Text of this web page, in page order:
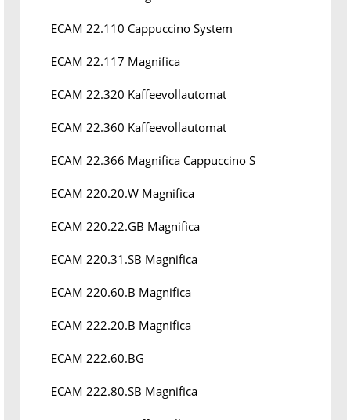
ECAM 22.110 Cappuccino System
ECAM 22.117 Magnifica
ECAM 22.320 Kaffeevollautomat
ECAM 22.360 Kaffeevollautomat
ECAM 22.366 Magnifica Cappuccino S
ECAM 220.20.W Magnifica
ECAM 220.22.GB Magnifica
ECAM 220.31.SB Magnifica
ECAM 220.60.B Magnifica
ECAM 222.20.B Magnifica
ECAM 222.60.BG
ECAM 222.80.SB Magnifica